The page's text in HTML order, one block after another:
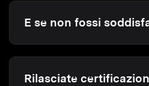
E se non fossi
Rilasciate